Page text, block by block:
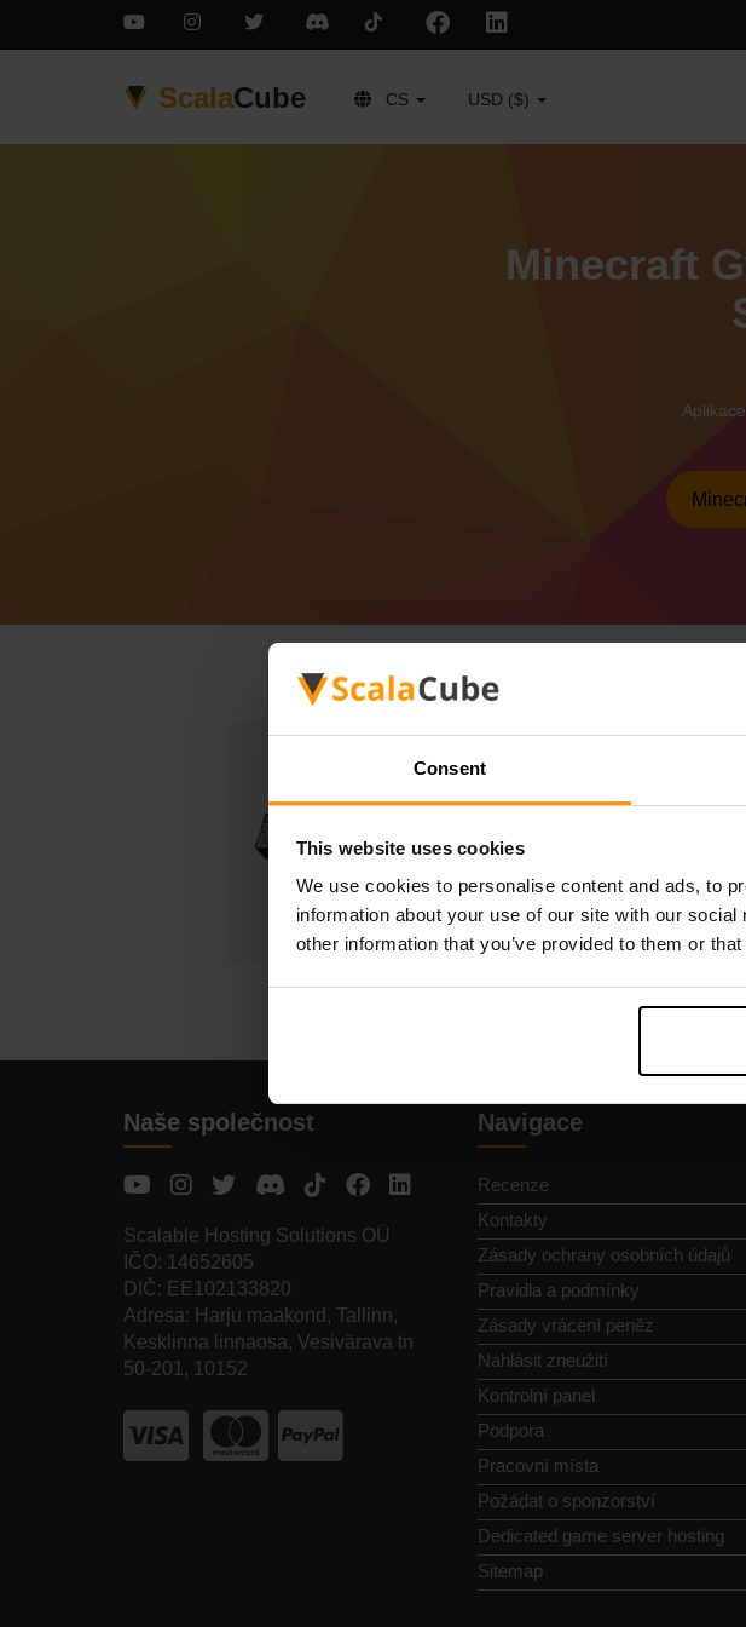
Consent
This website uses cookies
We use cookies to personalise content and ads, to
information about your use of our site with our
other information that you’ve provided to them or
ScalaCube CS USD ($)
Minecraft
Aplikace
Naše společnost
Scalable Hosting Solutions OÜ
IČO: 14652605
DIČ: EE102133820
Adresa: Harju maakond, Tallinn,
Kesklinna linnaosa, Vesivärava tn
50-201, 10152
Navigace
Recenze
Kontakty
Zásady ochrany osobních údajů
Pravidla a podmínky
Zásady vrácení peněz
Nahlásit zneužití
Kontrolní panel
Podpora
Pracovní místa
Požádat o sponzorství
Dedicated game server hosting
Sitemap